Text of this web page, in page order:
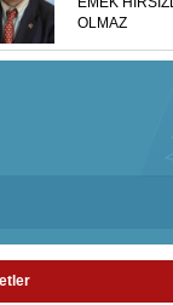
OLMAZ